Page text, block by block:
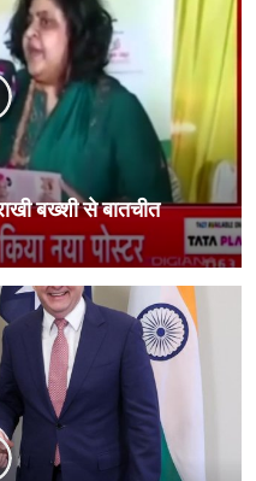
बख्शी से बातचीत